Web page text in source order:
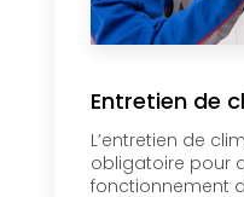
Entretien de
L’entretien de
obligatoire pour
fonctionnement